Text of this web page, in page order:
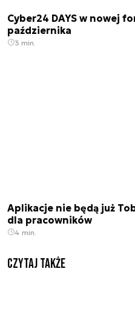
Cyber24 DAYS w nowej
października
3 min.
Aplikacje nie będą już
dla pracowników
4 min.
Czytaj także